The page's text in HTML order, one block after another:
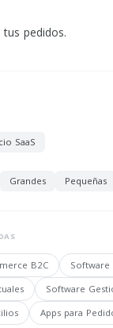
tus pedidos.
SaaS
Grandes Pequeñas
B2C
Software
Software
Apps para